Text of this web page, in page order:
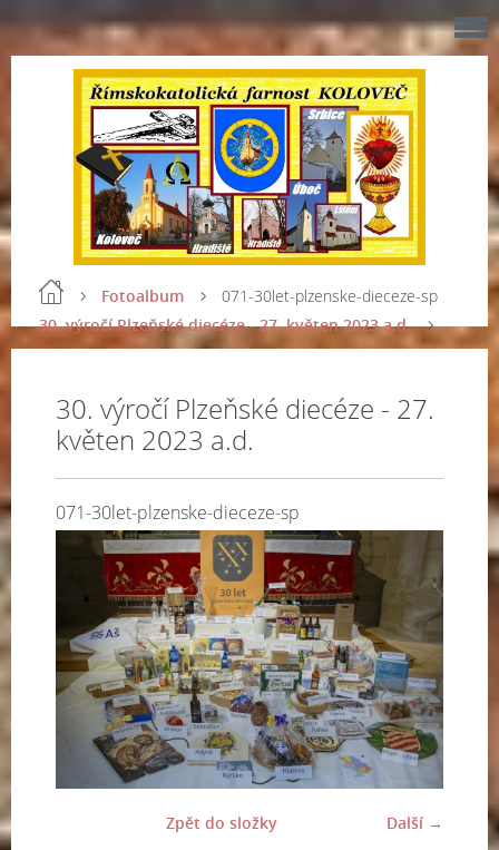
Fotoalbum
30. výročí Plzeňské diecéze - 27. květen 2023 a.d.
071-30let-plzenske-dieceze-sp
30. výročí Plzeňské diecéze - 27.
květen 2023 a.d.
071-30let-plzenske-dieceze-sp
Další →
Zpět do složky